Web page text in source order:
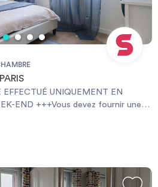
UNIQUEMENT EN
fournir une
et une assurance habitation+++